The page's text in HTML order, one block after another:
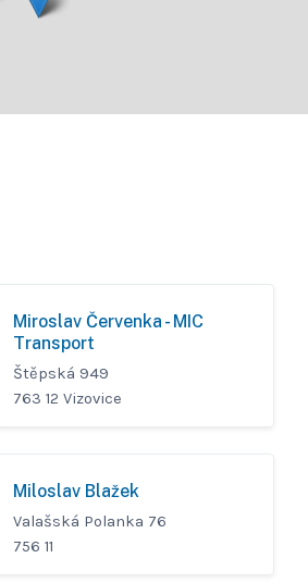
Miroslav Červenka - MIC
Transport
Štěpská 949
763 12 Vizovice
Miloslav Blažek
Valašská Polanka 76
756 11